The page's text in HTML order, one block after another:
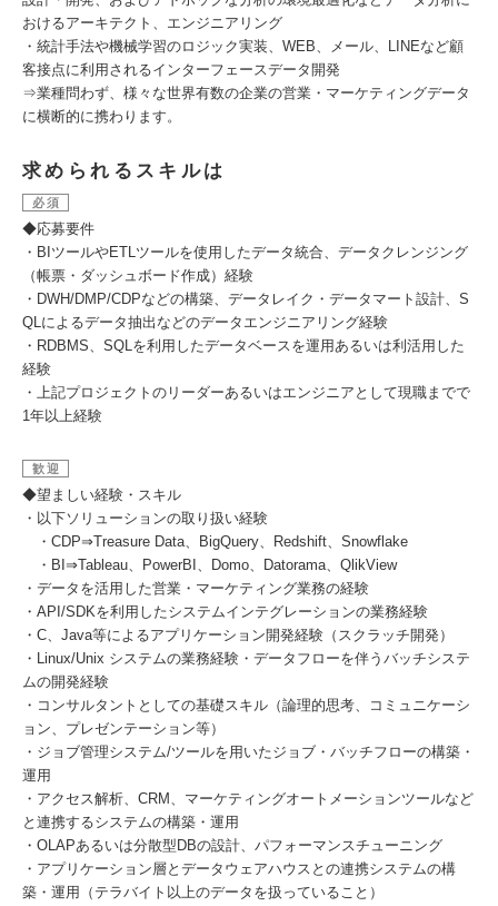
おけるアーキテクト、エンジニアリング
・統計手法や機械学習のロジック実装、WEB、メール、LINEなど顧
客接点に利用されるインターフェースデータ開発
⇒業種問わず、様々な世界有数の企業の営業・マーケティングデータ
に横断的に携わります。
求められるスキルは
必須
◆応募要件
・BIツールやETLツールを使用したデータ統合、データクレンジング
（帳票・ダッシュボード作成）経験
・DWH/DMP/CDPなどの構築、データレイク・データマート設計、S
QLによるデータ抽出などのデータエンジニアリング経験
・RDBMS、SQLを利用したデータベースを運用あるいは利活用した
経験
・上記プロジェクトのリーダーあるいはエンジニアとして現職までで
1年以上経験
歓迎
◆望ましい経験・スキル
・以下ソリューションの取り扱い経験
・CDP⇒Treasure Data、BigQuery、Redshift、Snowflake
・BI⇒Tableau、PowerBI、Domo、Datorama、QlikView
・データを活用した営業・マーケティング業務の経験
・API/SDKを利用したシステムインテグレーションの業務経験
・C、Java等によるアプリケーション開発経験（スクラッチ開発）
・Linux/Unix システムの業務経験・データフローを伴うバッチシステ
ムの開発経験
・コンサルタントとしての基礎スキル（論理的思考、コミュニケーシ
ョン、プレゼンテーション等）
・ジョブ管理システム/ツールを用いたジョブ・バッチフローの構築・
運用
・アクセス解析、CRM、マーケティングオートメーションツールなど
と連携するシステムの構築・運用
・OLAPあるいは分散型DBの設計、パフォーマンスチューニング
・アプリケーション層とデータウェアハウスとの連携システムの構
築・運用（テラバイト以上のデータを扱っていること）